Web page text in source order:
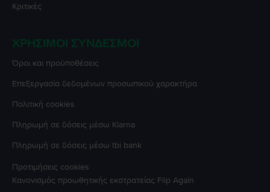
Κριτικές
ΧΡΉΣΙΜΟΙ ΣΎΝΔΕΣΜΟΙ
Όροι και προϋποθέσεις
Επεξεργασία δεδομένων προσωπικού χαρακτήρα
Πολιτική cookies
Πληρωμή σε δόσεις μέσω Klarna
Πληρωμή σε δόσεις μέσω tbi bank
Προτιμήσεις cookies
Κανονισμός προωθητικής εκστρατείας Flip Again